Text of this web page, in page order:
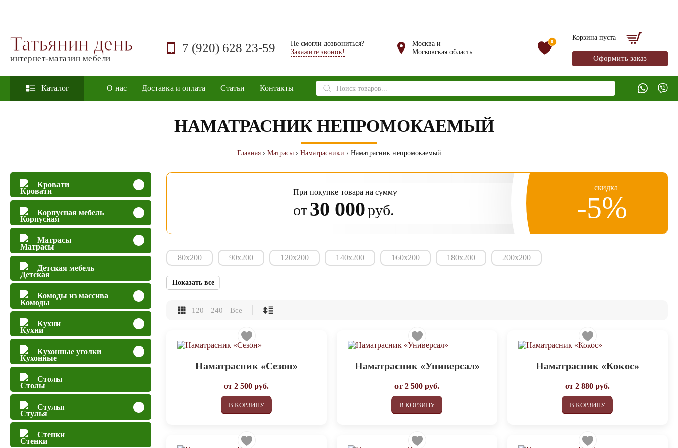
Татьянин день
интернет-магазин мебели
7 (920) 628 23-59
Не смогли дозвониться?
Закажите звонок!
Москва и
Московская область
0
Корзина пуста
Оформить заказ
Каталог О нас Доставка и оплата Статьи Контакты
Поиск
товаров
НАМАТРАСНИК НЕПРОМОКАЕМЫЙ
Главная› Матрасы› Наматрасники › Наматрасник непромокаемый
Кровати
Корпусная мебель
Матрасы
Детская мебель
Комоды из массива
Кухни
Кухонные уголки
Столы
Стулья
Стенки
При покупке товара на сумму
от30 000руб.
скидка
-5%
80х200 90х200 120х200 140х200 160х200 180х200 200х200
Показать все
120 240 Все
Наматрасник «Сезон»
от2 500 руб.
В КОРЗИНУ
Наматрасник «Универсал»
от2 500 руб.
В КОРЗИНУ
Наматрасник «Кокос»
от2 880 руб.
В КОРЗИНУ